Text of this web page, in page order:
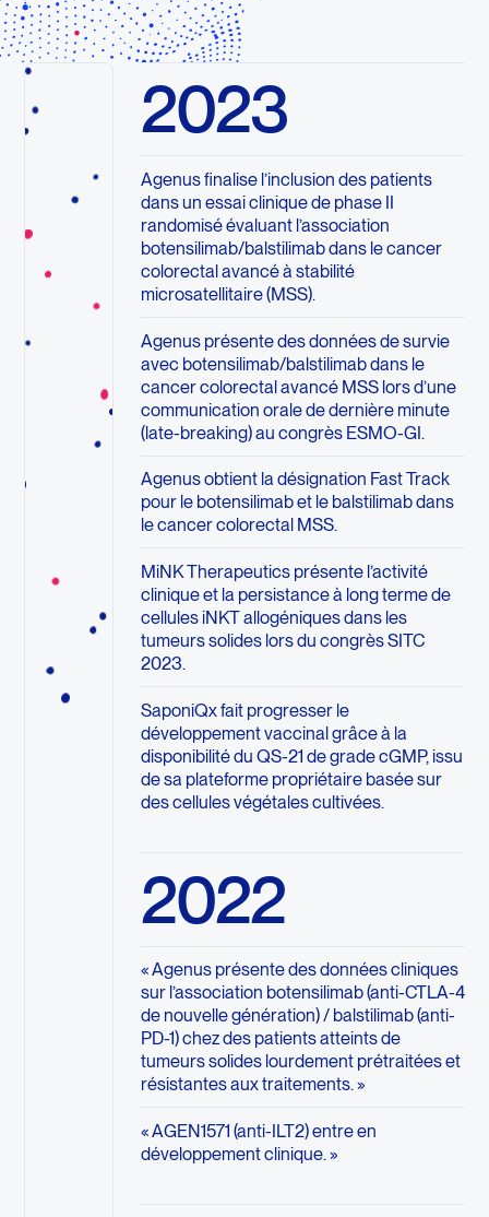
2023
Agenus finalise l’inclusion des patients
dans un essai clinique de phase II
randomisé évaluant l’association
botensilimab/balstilimab dans le cancer
colorectal avancé à stabilité
microsatellitaire (MSS).
Agenus présente des données de survie
avec botensilimab/balstilimab dans le
cancer colorectal avancé MSS lors d’une
communication orale de dernière minute
(late-breaking) au congrès ESMO-GI.
Agenus obtient la désignation Fast Track
pour le botensilimab et le balstilimab dans
le cancer colorectal MSS.
MiNK Therapeutics présente l’activité
clinique et la persistance à long terme de
cellules iNKT allogéniques dans les
tumeurs solides lors du congrès SITC
2023.
SaponiQx fait progresser le
développement vaccinal grâce à la
disponibilité du QS-21 de grade cGMP, issu
de sa plateforme propriétaire basée sur
des cellules végétales cultivées.
2022
« Agenus présente des données cliniques
sur l’association botensilimab (anti-CTLA-4
de nouvelle génération) / balstilimab (anti-
PD-1) chez des patients atteints de
tumeurs solides lourdement prétraitées et
résistantes aux traitements. »
« AGEN1571 (anti-ILT2) entre en
développement clinique. »